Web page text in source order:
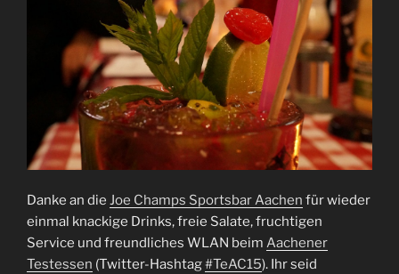
Danke an die Joe Champs Sportsbar Aachen für wieder
einmal knackige Drinks, freie Salate, fruchtigen
Service und freundliches WLAN beim Aachener
Testessen (Twitter-Hashtag#TeAC15). Ihr seid